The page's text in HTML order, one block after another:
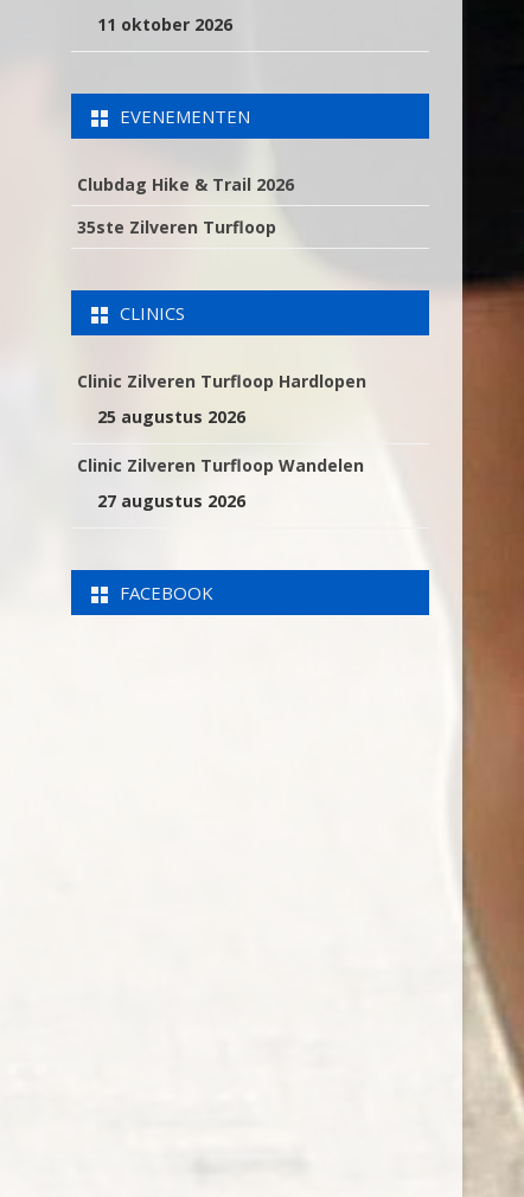
11 oktober 2026
EVENEMENTEN
Clubdag Hike & Trail 2026
35ste Zilveren Turfloop
CLINICS
Clinic Zilveren Turfloop Hardlopen
25 augustus 2026
Clinic Zilveren Turfloop Wandelen
27 augustus 2026
FACEBOOK